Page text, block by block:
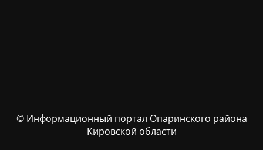
© Информационный портал Опаринского района
Кировской области